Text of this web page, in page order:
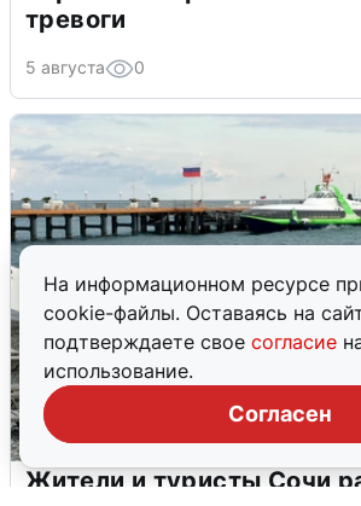
На информационном ресурсе
cookie-файлы. Оставаясь на
подтверждаете свое согласие
использование.
Согласен
тревоги
5 августа 0
Жители и туристы Сочи